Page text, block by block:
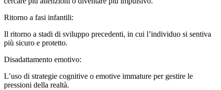
Ritorno a fasi infantili:
Il ritorno a stadi di sviluppo precedenti, in cui l’individuo si sentiva
più sicuro e protetto.
Disadattamento emotivo:
L’uso di strategie cognitive o emotive immature per gestire le
pressioni della realtà.